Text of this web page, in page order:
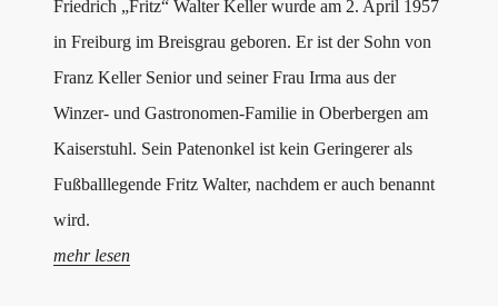
Friedrich „Fritz“ Walter Keller wurde am 2. April 1957
in Freiburg im Breisgrau geboren. Er ist der Sohn von
Franz Keller Senior und seiner Frau Irma aus der
Winzer- und Gastronomen-Familie in Oberbergen am
Kaiserstuhl. Sein Patenonkel ist kein Geringerer als
Fußballlegende Fritz Walter, nachdem er auch benannt
wird.
mehr lesen